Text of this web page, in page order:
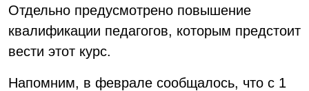
Отдельно предусмотрено повышение
квалификации педагогов, которым предстоит
вести этот курс.
Напомним, в феврале сообщалось, что с 1